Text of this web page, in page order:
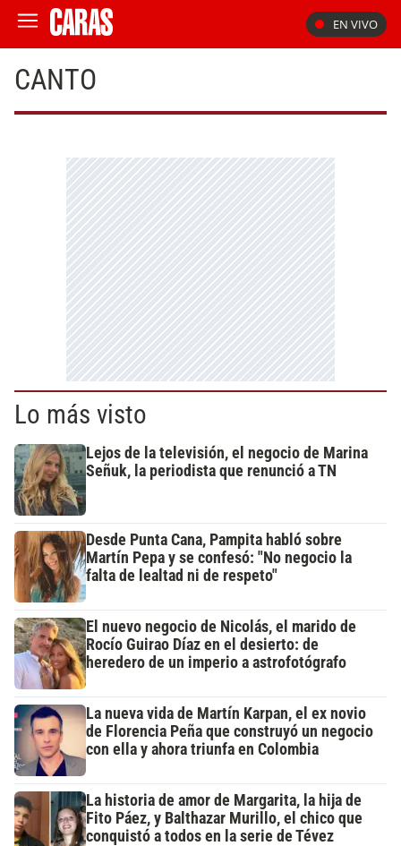
EN VIVO
CANTO
Lo más visto
Lejos de la televisión, el negocio de Marina
Señuk, la periodista que renunció a TN
Desde Punta Cana, Pampita habló sobre
Martín Pepa y se confesó: "No negocio la
falta de lealtad ni de respeto"
El nuevo negocio de Nicolás, el marido de
Rocío Guirao Díaz en el desierto: de
heredero de un imperio a astrofotógrafo
La nueva vida de Martín Karpan, el ex novio
de Florencia Peña que construyó un negocio
con ella y ahora triunfa en Colombia
La historia de amor de Margarita, la hija de
Fito Páez, y Balthazar Murillo, el chico que
conquistó a todos en la serie de Tévez